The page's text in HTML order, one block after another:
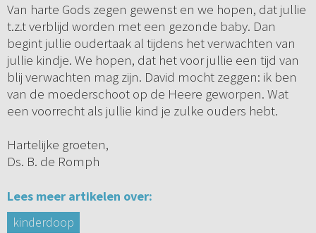
Van harte Gods zegen gewenst en we hopen, dat jullie
t.z.t verblijd worden met een gezonde baby. Dan
begint jullie oudertaak al tijdens het verwachten van
jullie kindje. We hopen, dat het voor jullie een tijd van
blij verwachten mag zijn. David mocht zeggen: ik ben
van de moederschoot op de Heere geworpen. Wat
een voorrecht als jullie kind je zulke ouders hebt.
Hartelijke groeten,
Ds. B. de Romph
Lees meer artikelen over:
kinderdoop